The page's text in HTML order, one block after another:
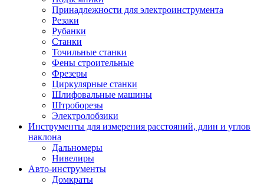
Принадлежности для электроинструмента
Резаки
Рубанки
Станки
Точильные станки
Фены строительные
Фрезеры
Циркулярные станки
Шлифовальные машины
Штроборезы
Электролобзики
Инструменты для измерения расстояний, длин и углов
наклона
Дальномеры
Нивелиры
Авто-инструменты
Домкраты